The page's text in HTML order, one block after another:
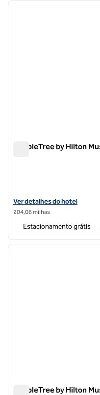
1 de 12
DoubleTree by Hilton
Exibir detalhes do hotel
Ver detalhes do hotel
204,06 milhas
Estacionamento grátis
1 de 12
DoubleTree by Hilton